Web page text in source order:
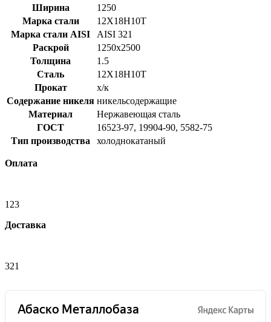
Ширина
1250
Марка стали
12Х18Н10Т
Марка стали AISI
AISI 321
Раскрой
1250x2500
Толщина
1.5
Сталь
12Х18Н10Т
Прокат
х/к
Содержание никеля никельсодержащие
Материал
Нержавеющая сталь
ГОСТ
16523-97, 19904-90, 5582-75
Тип производства
холоднокатаный
Оплата
123
Доставка
321